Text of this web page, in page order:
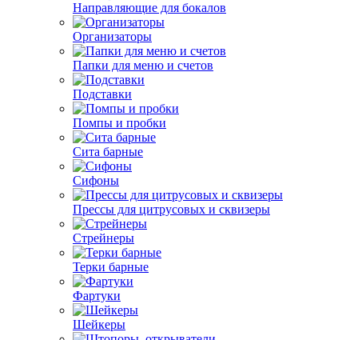
Направляющие для бокалов
Организаторы
Папки для меню и счетов
Подставки
Помпы и пробки
Сита барные
Сифоны
Прессы для цитрусовых и сквизеры
Стрейнеры
Терки барные
Фартуки
Шейкеры